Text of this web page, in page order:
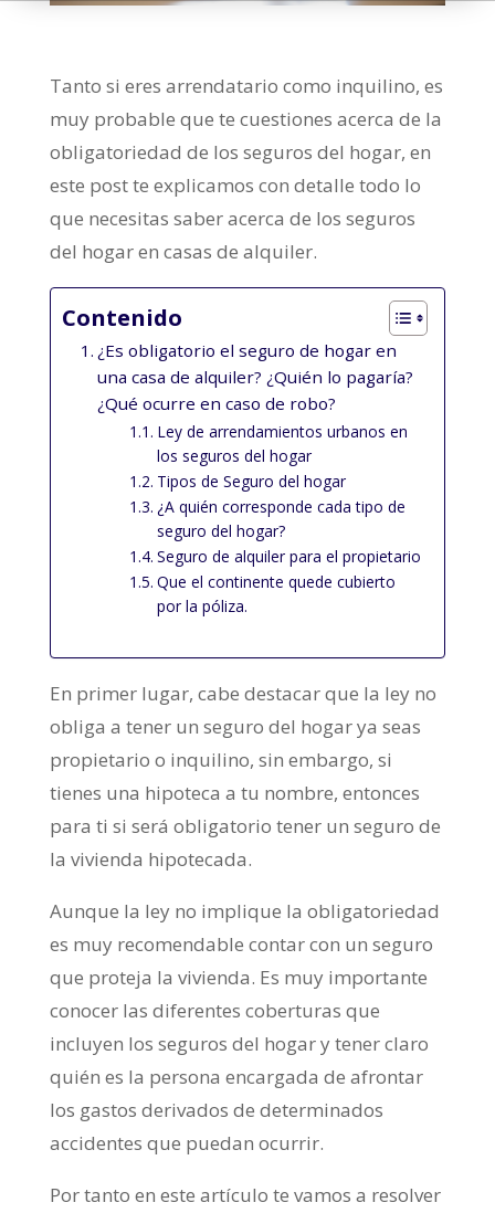
Tanto si eres arrendatario como inquilino, es
muy probable que te cuestiones acerca de la
obligatoriedad de los seguros del hogar, en
este post te explicamos con detalle todo lo
que necesitas saber acerca de los seguros
del hogar en casas de alquiler.
Contenido
¿Es obligatorio el seguro de hogar en
una casa de alquiler? ¿Quién lo pagaría?
¿Qué ocurre en caso de robo?
Ley de arrendamientos urbanos en
los seguros del hogar
Tipos de Seguro del hogar
¿A quién corresponde cada tipo de
seguro del hogar?
Seguro de alquiler para el propietario
Que el continente quede cubierto
por la póliza.
En primer lugar, cabe destacar que la ley no
obliga a tener un seguro del hogar ya seas
propietario o inquilino, sin embargo, si
tienes una hipoteca a tu nombre, entonces
para ti si será obligatorio tener un seguro de
la vivienda hipotecada.
Aunque la ley no implique la obligatoriedad
es muy recomendable contar con un seguro
que proteja la vivienda. Es muy importante
conocer las diferentes coberturas que
incluyen los seguros del hogar y tener claro
quién es la persona encargada de afrontar
los gastos derivados de determinados
accidentes que puedan ocurrir.
Por tanto en este artículo te vamos a resolver